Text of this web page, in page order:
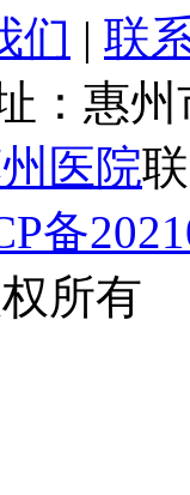
们 | 联
：惠
医院
备
所有